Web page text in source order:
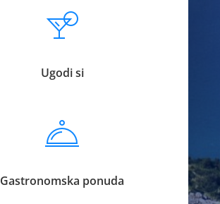
Ugodi si
Gastronomska ponuda